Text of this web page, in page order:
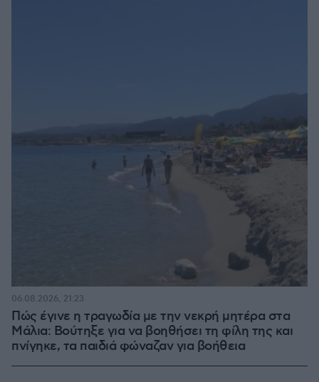
Πώς έγινε η τραγωδία με την νεκρή μητέρα στα
Μάλια: Βούτηξε για να βοηθήσει τη φίλη της και
πνίγηκε, τα παιδιά φώναζαν για βοήθεια
06.08.2026, 21:23